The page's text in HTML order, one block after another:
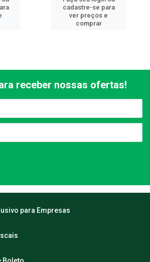
cadastre-se para
ver preços e
comprar
receber nossas ofertas!
para Empresas
Boleto